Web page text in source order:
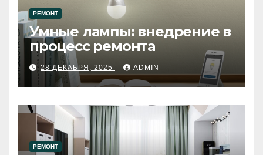
РЕМОНТ
Умные лампы: внедрение в
процесс ремонта
28 ДЕКАБРЯ, 2025 ADMIN
РЕМОНТ